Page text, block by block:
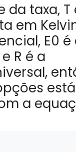
da taxa, T
em
E0 é
R é a
está
a